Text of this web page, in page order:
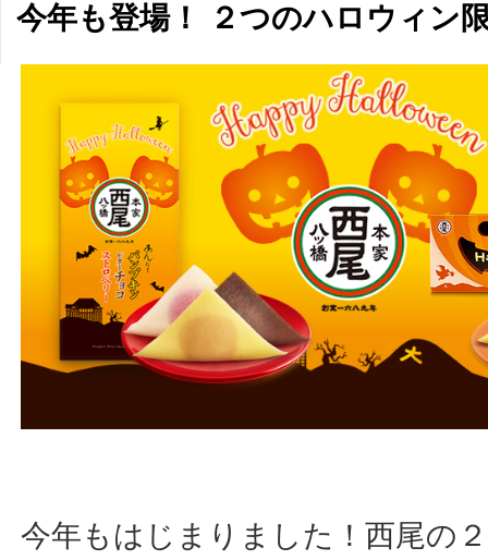
今年も登場！ ２つのハロウィン
今年もはじまりました！西尾の